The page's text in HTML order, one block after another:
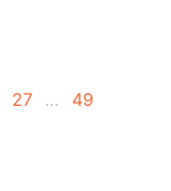
27 … 49